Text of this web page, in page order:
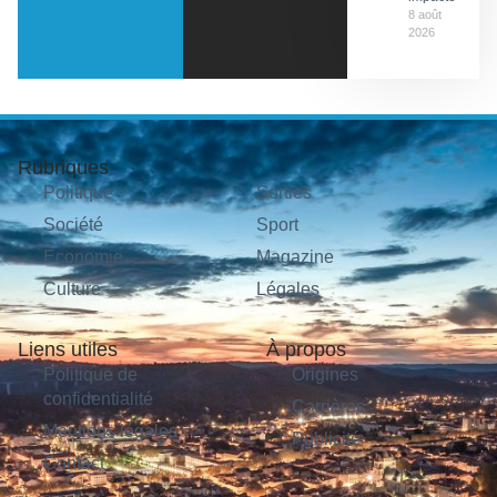
8 août
2026
Rubriques
Politique
Société
Économie
Culture
Sorties
Sport
Magazine
Légales
Liens utiles
Politique de
confidentialité
Mentions légales
Contact
À propos
Origines
Carrières
Publicité